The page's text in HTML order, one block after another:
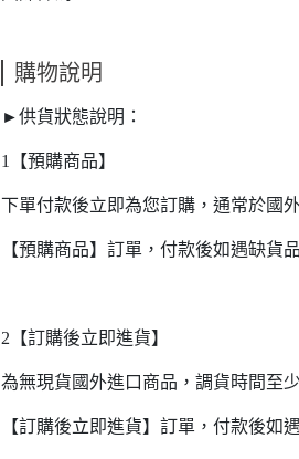
購物說明
►供貨狀態說明：
1【預購商品】
下單付款後立即為您訂購，通常於國
【預購商品】訂單，付款後如遇缺貨
2【訂購後立即進貨】
為無現貨國外進口商品，調貨時間至
【訂購後立即進貨】訂單，付款後如